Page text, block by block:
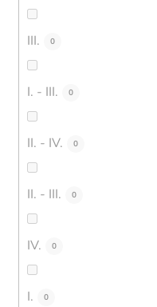
III. 0
I. - III. 0
II. - IV. 0
II. - III. 0
IV. 0
I. 0